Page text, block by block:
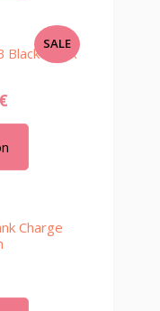
SALEPRODUCT
ON
Black à prix
Charge